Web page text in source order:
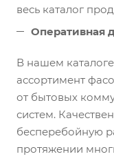
весь каталог
Оперативная
В нашем
ассортимент
от бытовых
систем.
бесперебойную
протяжении